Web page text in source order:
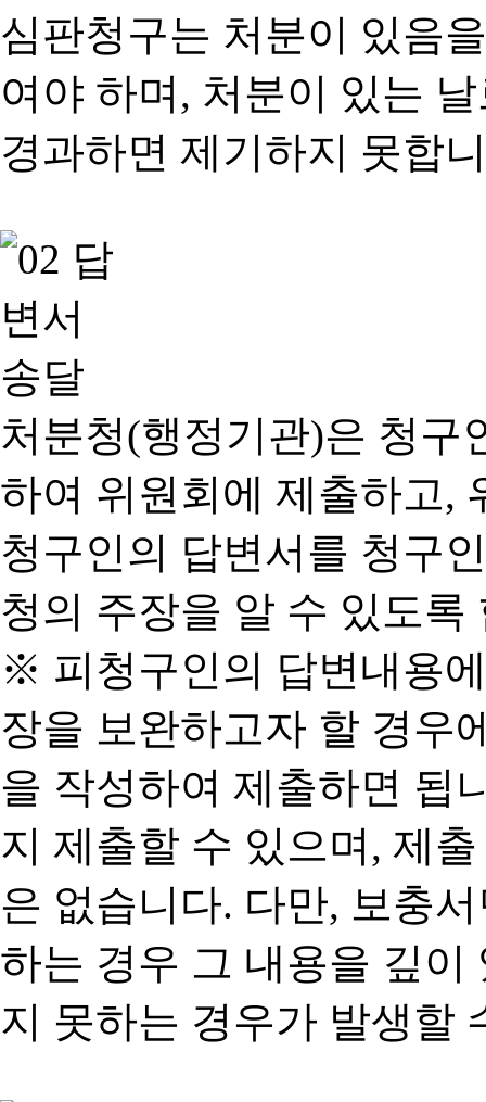
심판청구는 처분이 있음
여야 하며, 처분이 있는
경과하면 제기하지 못합
처분청(행정기관)은 청구
하여 위원회에 제출하고,
청구인의 답변서를 청구
청의 주장을 알 수 있도록
※ 피청구인의 답변내용
장을 보완하고자 할 경우
을 작성하여 제출하면 됩
지 제출할 수 있으며, 제
은 없습니다. 다만, 보충
하는 경우 그 내용을 깊이
지 못하는 경우가 발생할